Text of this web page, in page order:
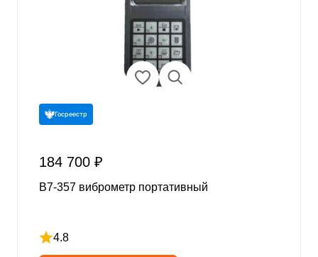
Госреестр
184 700 ₽
В7-357 виброметр портативный
4.8
Рейтинг 4.8 из 5